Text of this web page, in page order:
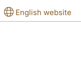
English website